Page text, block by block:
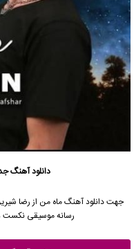
دانلود آهنگ
رسانه موسیقی نکست